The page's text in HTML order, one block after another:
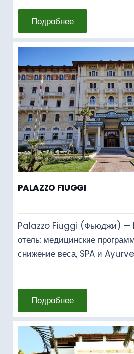
Подробнее
PALAZZO FIUGGI
Palazzo Fiuggi (Фьюджи) —
отель: медицинские
снижение веса, SPA и
Подробнее